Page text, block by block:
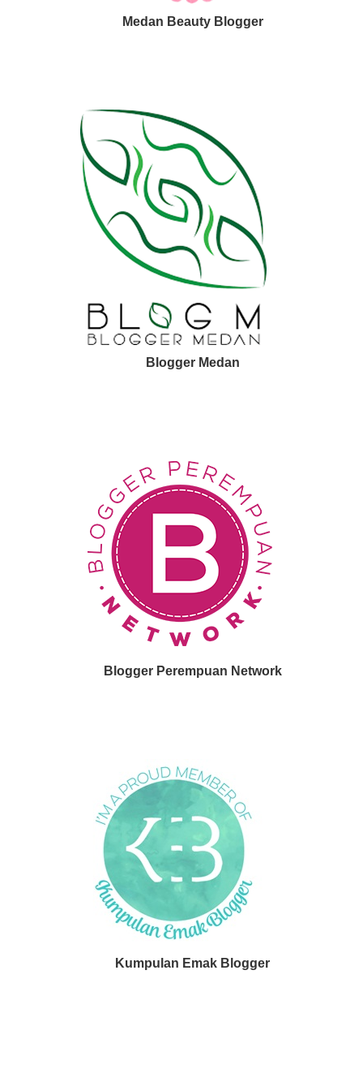
Medan Beauty Blogger
Blogger Medan
Blogger Perempuan Network
Kumpulan Emak Blogger